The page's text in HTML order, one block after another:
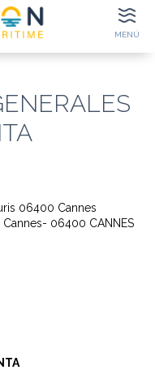
ELECTRÓNICOS
MENÚ
06400 Cannes
06400 CANNES